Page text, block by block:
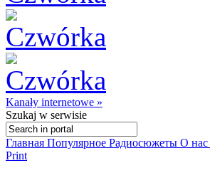
Kanały internetowe »
Szukaj w serwisie
Главная Популярное Радиосюжеты О нас
Print